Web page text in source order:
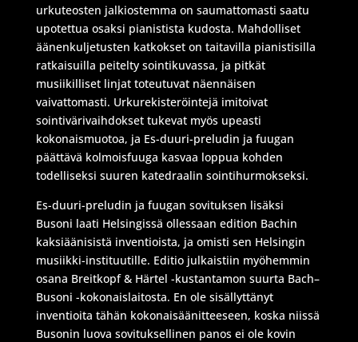
urkuteosten jalkiostemma on saumattomasti saatu
upotettua osaksi pianistista kudosta. Mahdolliset
äänenkuljetusten katkokset on taitavilla pianistisilla
ratkaisuilla peitelty sointikuvassa, ja pitkät
musiikilliset linjat toteutuvat näennäisen
vaivattomasti. Urkurekisteröintejä imitoivat
sointivärivaihdokset tukevat myös upeasti
kokonaismuotoa, ja Es-duuri-preludin ja fuugan
päättävä kolmoisfuuga kasvaa loppua kohden
todelliseksi suuren katedraalin sointihurmokseksi.
Es-duuri-preludin ja fuugan sovituksen lisäksi
Busoni laati Helsingissä ollessaan edition Bachin
kaksiäänisistä inventioista, ja omisti sen Helsingin
musiikki-instituutille. Editio julkaistiin myöhemmin
osana Breitkopf & Härtel -kustantamon suurta Bach–
Busoni -kokonaislaitosta. En ole sisällyttänyt
inventioita tähän kokonaisäänitteeseen, koska niissä
Busonin luova sovituksellinen panos ei ole kovin